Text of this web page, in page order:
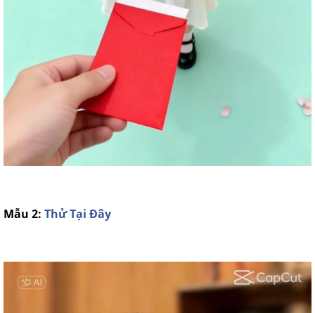
Mẫu 2: Thử Tại Đây